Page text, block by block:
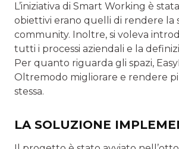
L’iniziativa di Smart Working è
obiettivi erano quelli di rendere la
community. Inoltre, si voleva
tutti i processi aziendali e la
Per quanto riguarda gli spazi,
Oltremodo migliorare e rendere
stessa.
LA SOLUZIONE